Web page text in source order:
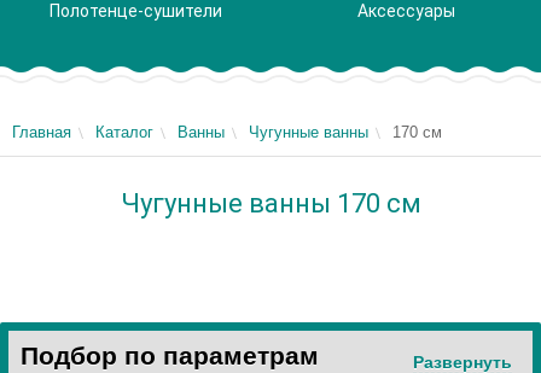
Полотенце-сушители Аксессуары
Главная Каталог Ванны Чугунные ванны 170 см
Чугунные ванны 170 см
Подбор по параметрам Развернуть